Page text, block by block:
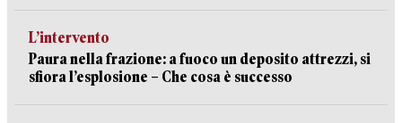
L’intervento
Paura nella frazione: a fuoco un deposito attrezzi, si
sfiora l’esplosione – Che cosa è successo